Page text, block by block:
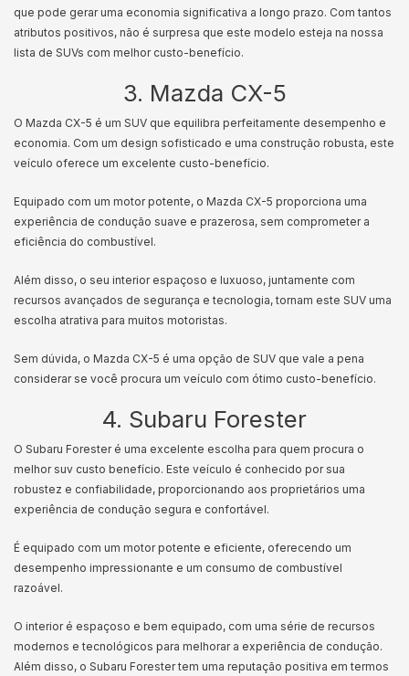
que pode gerar uma economia significativa a longo prazo. Com tantos
atributos positivos, não é surpresa que este modelo esteja na nossa
lista de SUVs com melhor custo-benefício.
3. Mazda CX-5
O Mazda CX-5 é um SUV que equilibra perfeitamente desempenho e
economia. Com um design sofisticado e uma construção robusta, este
veículo oferece um excelente custo-benefício.
Equipado com um motor potente, o Mazda CX-5 proporciona uma
experiência de condução suave e prazerosa, sem comprometer a
eficiência do combustível.
Além disso, o seu interior espaçoso e luxuoso, juntamente com
recursos avançados de segurança e tecnologia, tornam este SUV uma
escolha atrativa para muitos motoristas.
Sem dúvida, o Mazda CX-5 é uma opção de SUV que vale a pena
considerar se você procura um veículo com ótimo custo-benefício.
4. Subaru Forester
O Subaru Forester é uma excelente escolha para quem procura o
melhor suv custo benefício. Este veículo é conhecido por sua
robustez e confiabilidade, proporcionando aos proprietários uma
experiência de condução segura e confortável.
É equipado com um motor potente e eficiente, oferecendo um
desempenho impressionante e um consumo de combustível
razoável.
O interior é espaçoso e bem equipado, com uma série de recursos
modernos e tecnológicos para melhorar a experiência de condução.
Além disso, o Subaru Forester tem uma reputação positiva em termos